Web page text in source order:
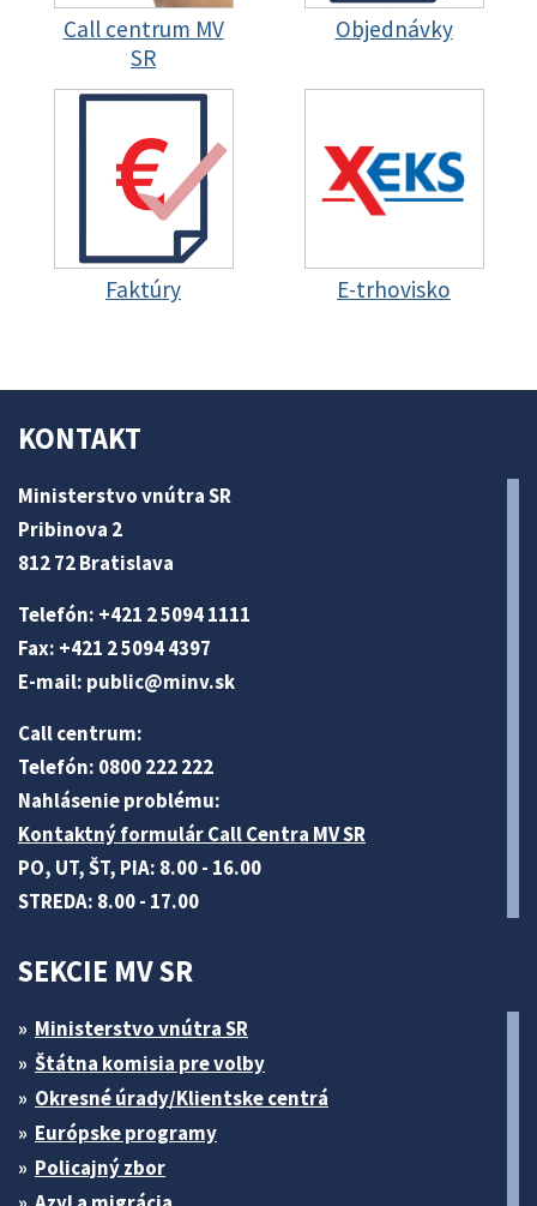
Call centrum MV
SR
Objednávky
Faktúry E-trhovisko
KONTAKT
Ministerstvo vnútra SR
Pribinova 2
812 72 Bratislava
Telefón: +421 2 5094 1111
Fax: +421 2 5094 4397
E-mail: public@minv.sk
Call centrum:
Telefón: 0800 222 222
Nahlásenie problému:
Kontaktný formulár Call Centra MV SR
PO, UT, ŠT, PIA: 8.00 - 16.00
STREDA: 8.00 - 17.00
SEKCIE MV SR
Ministerstvo vnútra SR
Štátna komisia pre volby
Okresné úrady/Klientske centrá
Európske programy
Policajný zbor